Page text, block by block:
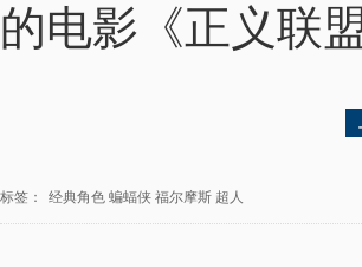
的电影《正义联
标签： 经典角色 蝙蝠侠 福尔摩斯 超人